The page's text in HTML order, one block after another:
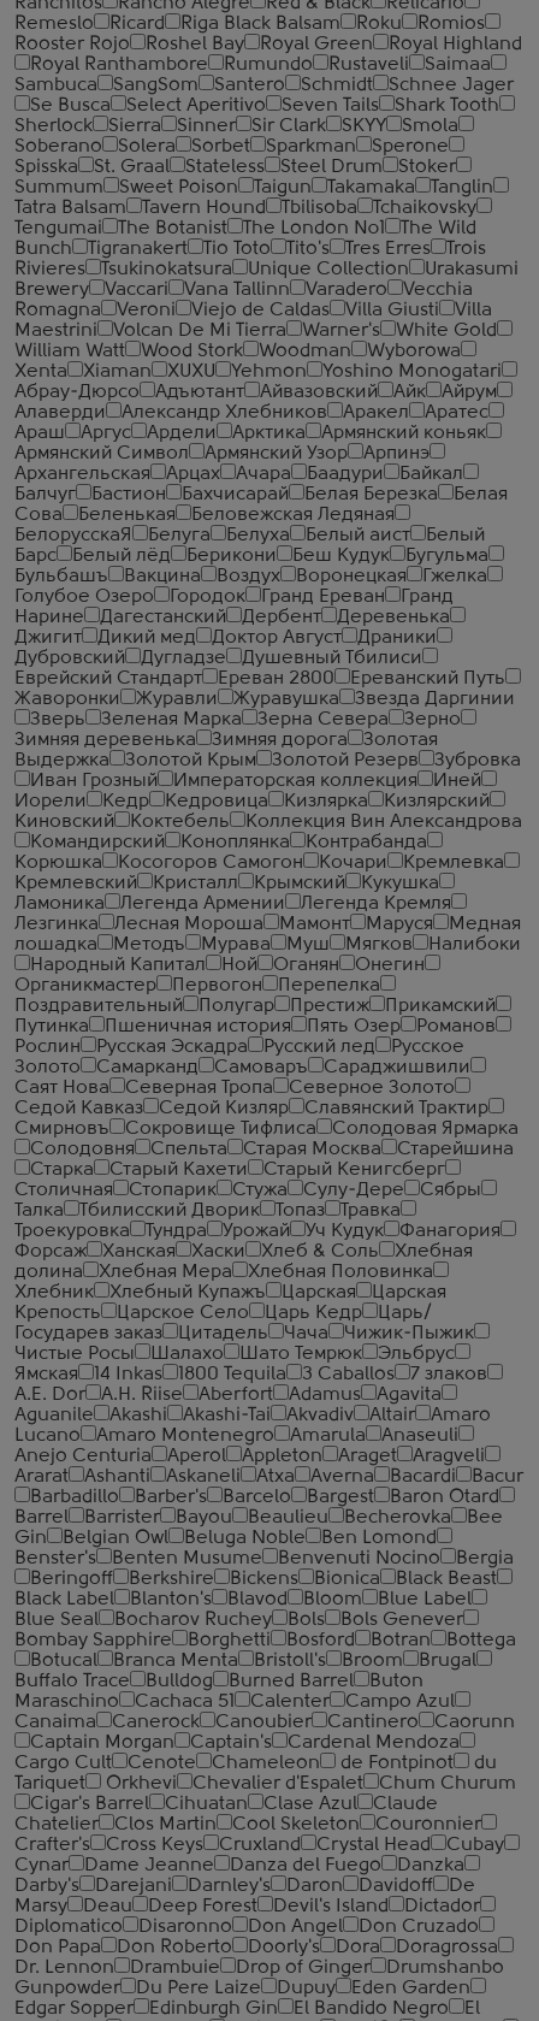
Remeslo
Ricard Riga Black Balsam Roku
Romios
Rooster Rojo
Roshel Bay Royal Green
Royal Highland
Royal Ranthambore
Rumundo Rustaveli
Saimaa
Sambuca
SangSom Santero Schmidt
Schnee Jager
Se Busca
Select Aperitivo Seven Tails
Shark Tooth
Sherlock
Sierra Sinner Sir Clark SKYY
Smola
Soberano
Solera Sorbet Sparkman
Sperone
Spisska
St. Graal Stateless Steel Drum
Stoker
Summum
Sweet Poison Taigun Takamaka
Tanglin
Tatra Balsam
Tavern Hound Tbilisoba
Tchaikovsky
Tengumai
The Botanist The London №1
The Wild
Bunch
Tigranakert Tio Toto Tito's Tres Erres
Trois
Rivieres
Tsukinokatsura Unique Collection
Urakasumi
Brewery
Vaccari Vana Tallinn Varadero
Vecchia
Romagna
Veroni Viejo de Caldas Villa Giusti
Villa
Maestrini
Volcan De Mi Tierra Warner's
White Gold
William Watt
Wood Stork Woodman
Wyborowa
Xenta
Xiaman XUXU Yehmon
Yoshino Monogatari
Абрау-Дюрсо
Адъютант Айвазовский Айк
Айрум
Алаверди
Александр Хлебников Аракел
Аратес
Араш
Аргус Ардели Арктика
Армянский коньяк
Армянский Символ
Армянский Узор
Арпинэ
Архангельская
Арцах Ачара Баадури
Байкал
Балчуг
Бастион Бахчисарай Белая Березка
Белая
Сова
Беленькая
Беловежская Ледяная
БелорусскаЯ
Белуга Белуха Белый аист
Белый
Барс
Белый лёд Берикони Беш Кудук
Бугульма
Бульбашъ
Вакцина Воздух Воронецкая
Гжелка
Голубое Озеро
Городок Гранд Ереван
Гранд
Нарине
Дагестанский Дербент
Деревенька
Джигит
Дикий мед Доктор Август
Драники
Дубровский
Дугладзе
Душевный Тбилиси
Еврейский Стандарт
Ереван 2800
Ереванский Путь
Жаворонки
Журавли Журавушка
Звезда Даргинии
Зверь
Зеленая Марка Зерна Севера
Зерно
Зимняя деревенька
Зимняя дорога
Золотая
Выдержка
Золотой Крым Золотой Резерв
Зубровка
Иван Грозный
Императорская коллекция
Иней
Иорели
Кедр Кедровица Кизлярка
Кизлярский
Киновский
Коктебель
Коллекция Вин Александрова
Командирский
Коноплянка
Контрабанда
Корюшка
Косогоров Самогон Кочари
Кремлевка
Кремлевский
Кристалл Крымский
Кукушка
Ламоника
Легенда Армении
Легенда Кремля
Лезгинка
Лесная Мороша Мамонт Маруся
Медная
лошадка
Методъ Мурава Муш Мягков
Налибоки
Народный Капитал
Ной Оганян
Онегин
Органикмастер
Первогон
Перепелка
Поздравительный
Полугар Престиж
Прикамский
Путинка
Пшеничная история Пять Озер
Романов
Рослин
Русская Эскадра Русский лед
Русское
Золото
Самарканд Самоваръ
Сараджишвили
Саят Нова
Северная Тропа
Северное Золото
Седой Кавказ
Седой Кизляр
Славянский Трактир
Смирновъ
Сокровище Тифлиса
Солодовая Ярмарка
Солодовня
Спельта Старая Москва
Старейшина
Старка
Старый Кахети
Старый Кенигсберг
Столичная
Стопарик Стужа Сулу-Дере
Сябры
Талка
Тбилисский Дворик Топаз
Травка
Троекуровка
Тундра Урожай Уч Кудук
Фанагория
Форсаж
Ханская Хаски Хлеб & Соль
Хлебная
долина
Хлебная Мера
Хлебная Половинка
Хлебник
Хлебный Купажъ Царская
Царская
Крепость
Царское Село Царь Кедр
Царь/
Государев заказ
Цитадель Чача
Чижик-Пыжик
Чистые Росы
Шалахо Шато Темрюк
Эльбрус
Ямская
14 Inkas 1800 Tequila 3 Caballos
7 злаков
A.E. Dor
A.H. Riise Aberfort Adamus
Agavita
Aguanile
Akashi Akashi-Tai Akvadiv Altair
Amaro
Lucano
Amaro Montenegro Amarula
Anaseuli
Anejo Centuria
Aperol Appleton Araget
Aragveli
Ararat
Ashanti Askaneli Atxa Averna Bacardi
Bacur
Barbadillo
Barber's Barcelo Bargest
Baron Otard
Barrel
Barrister Bayou Beaulieu Becherovka
Bee
Gin
Belgian Owl Beluga Noble
Ben Lomond
Benster's
Benten Musume Benvenuti Nocino
Bergia
Beringoff
Berkshire Bickens Bionica
Black Beast
Black Label
Blanton's Blavod Bloom
Blue Label
Blue Seal
Bocharov Ruchey Bols
Bols Genever
Bombay Sapphire
Borghetti Bosford Botran
Bottega
Botucal
Branca Menta Bristoll's Broom
Brugal
Buffalo Trace
Bulldog Burned Barrel
Buton
Maraschino
Cachaca 51 Calenter
Campo Azul
Canaima
Canerock Canoubier Cantinero
Caorunn
Captain Morgan
Captain's
Cardenal Mendoza
Cargo Cult
Cenote Chameleon de Fontpinot
du
Tariquet
Orkhevi Chevalier d'Espalet
Chum Churum
Cigar's Barrel
Cihuatan Clase Azul
Claude
Chatelier
Clos Martin Cool Skeleton
Couronnier
Crafter's
Cross Keys Cruxland Crystal Head
Cubay
Cynar
Dame Jeanne Danza del Fuego
Danzka
Darby's
Darejani Darnley's Daron Davidoff
De
Marsy
Deau Deep Forest Devil's Island
Dictador
Diplomatico
Disaronno Don Angel
Don Cruzado
Don Papa
Don Roberto Doorly's Dora
Doragrossa
Dr. Lennon
Drambuie Drop of Ginger
Drumshanbo
Gunpowder
Du Pere Laize Dupuy
Eden Garden
Edgar Sopper
Edinburgh Gin El Bandido Negro
El